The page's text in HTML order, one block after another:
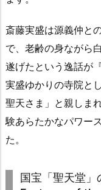
斎藤実盛は源義仲と
で、老齢の身ながら
遂げたという逸話が
実盛ゆかりの寺院と
聖天さま」と親しま
験あらたかなパワー
た。
国宝「聖天堂